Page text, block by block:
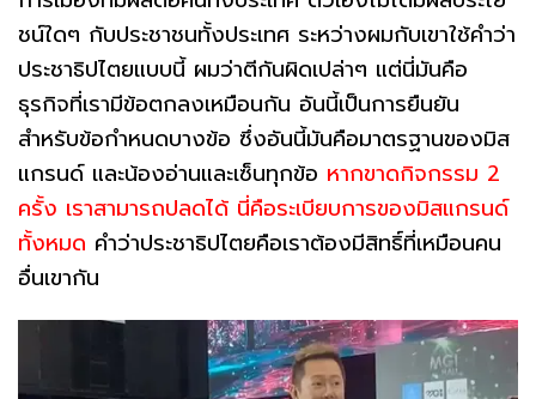
ชน์ใดๆ กับประชาชนทั้งประเทศ ระหว่างผมกับเขาใช้คำว่า
ประชาธิปไตยแบบนี้ ผมว่าตีกันผิดเปล่าๆ แต่นี่มันคือ
ธุรกิจที่เรามีข้อตกลงเหมือนกัน อันนี้เป็นการยืนยัน
สำหรับข้อกำหนดบางข้อ ซึ่งอันนี้มันคือมาตรฐานของมิส
แกรนด์ และน้องอ่านและเซ็นทุกข้อ หากขาดกิจกรรม 2
ครั้ง เราสามารถปลดได้ นี่คือระเบียบการของมิสแกรนด์
ทั้งหมด คำว่าประชาธิปไตยคือเราต้องมีสิทธิ์ที่เหมือนคน
อื่นเขากัน